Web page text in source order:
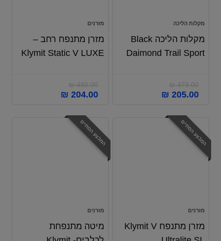
מקלות הליכה
מקלות הליכה Black
Daimond Trail Sport
₪479.00
₪ 205.00
מזרנים
מזרן מתנפח רחב –
Klymit Static V LUXE
₪480.00
₪ 204.00
המבצע הסתיים
מזרנים
מזרן מתנפח Klymit V
המבצע הסתיים
מזרנים
מיטה מתנפחת